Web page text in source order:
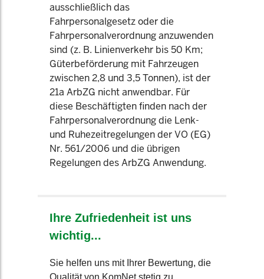
ausschließlich das
Fahrpersonalgesetz oder die
Fahrpersonalverordnung anzuwenden
sind (z. B. Linienverkehr bis 50 Km;
Güterbeförderung mit Fahrzeugen
zwischen 2,8 und 3,5 Tonnen), ist der
21a ArbZG nicht anwendbar. Für
diese Beschäftigten finden nach der
Fahrpersonalverordnung die Lenk-
und Ruhezeitregelungen der VO (EG)
Nr. 561/2006 und die übrigen
Regelungen des ArbZG Anwendung.